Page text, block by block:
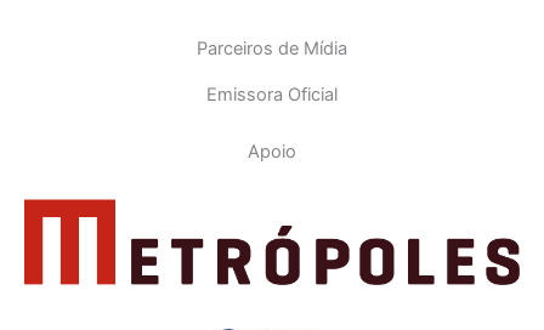
Parceiros de Mídia
Emissora Oficial
Apoio